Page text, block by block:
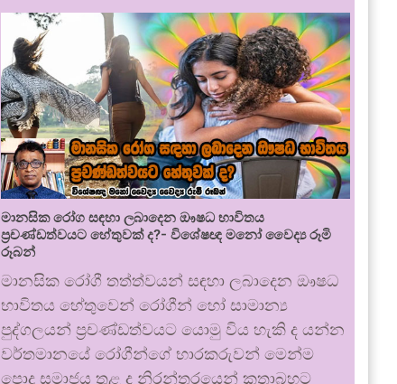
මානසික රෝග සඳහා ලබාදෙන ඖෂධ භාවිතය
ප්‍රචණ්ඩත්වයට හේතුවක් ද?- විශේෂඥ මනෝ වෛද්‍ය රූමි
රූබන්
මානසික රෝගී තත්ත්වයන් සඳහා ලබාදෙන ඖෂධ
භාවිතය හේතුවෙන් රෝගීන් හෝ සාමාන්‍ය
පුද්ගලයන් ප්‍රචණ්ඩත්වයට යොමු විය හැකි ද යන්න
වර්තමානයේ රෝගීන්ගේ භාරකරුවන් මෙන්ම
පොදු සමාජය තුළ ද නිරන්තරයෙන් කතාබහට